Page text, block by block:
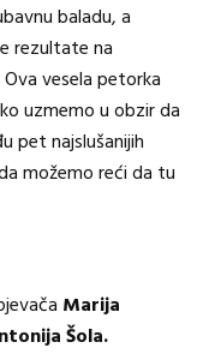
baladu, a
rezultate na
vesela petorka
uzmemo u obzir da
pet najslušanijih
možemo reći da tu
Marija
Šola.